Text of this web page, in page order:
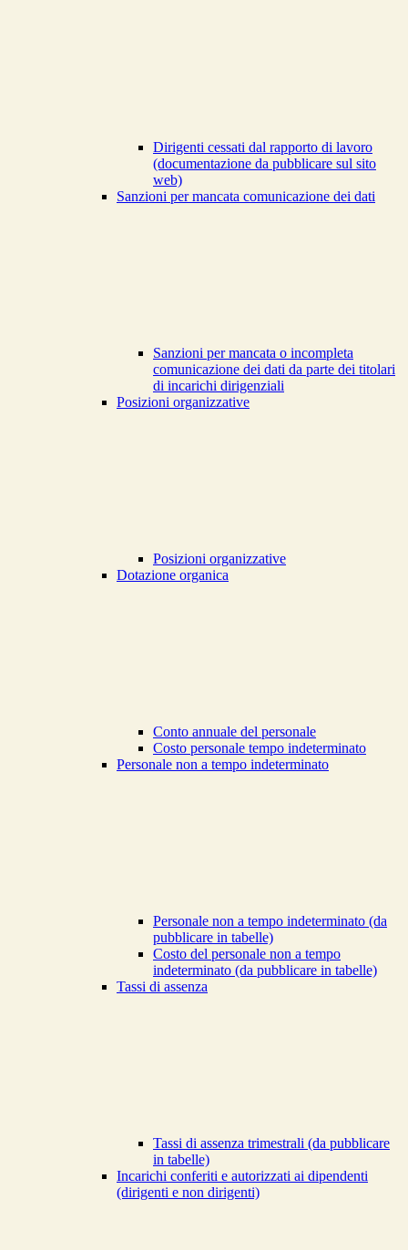
Dirigenti cessati dal rapporto di lavoro
(documentazione da pubblicare sul sito
web)
Sanzioni per mancata comunicazione dei dati
Sanzioni per mancata o incompleta
comunicazione dei dati da parte dei titolari
di incarichi dirigenziali
Posizioni organizzative
Posizioni organizzative
Dotazione organica
Conto annuale del personale
Costo personale tempo indeterminato
Personale non a tempo indeterminato
Personale non a tempo indeterminato (da
pubblicare in tabelle)
Costo del personale non a tempo
indeterminato (da pubblicare in tabelle)
Tassi di assenza
Tassi di assenza trimestrali (da pubblicare
in tabelle)
Incarichi conferiti e autorizzati ai dipendenti
(dirigenti e non dirigenti)